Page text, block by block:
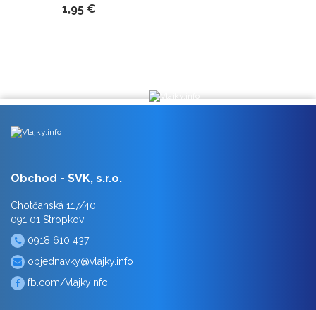
1,95 €
Obchod - SVK, s.r.o.
Chotčanská 117/40
091 01 Stropkov
0918 610 437
objednavky@vlajky.info
fb.com/vlajkyinfo